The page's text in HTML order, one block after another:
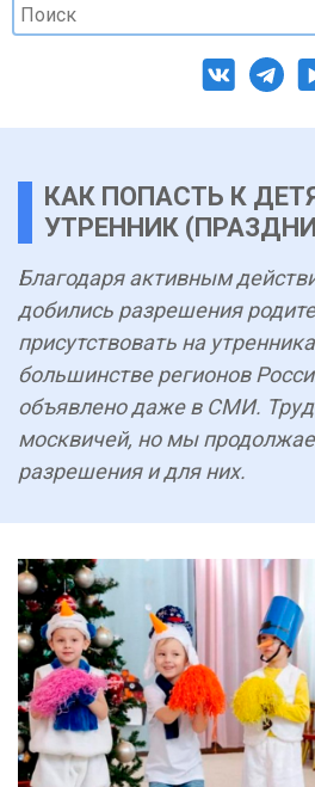
КАК ПОПАСТЬ К
УТРЕННИК
Благодаря активным
добились разрешения
присутствовать на
большинстве регионов
объявлено даже в СМИ.
москвичей, но мы
разрешения и для них.